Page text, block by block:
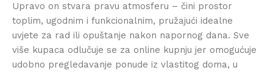
Upravo on stvara pravu atmosferu – čini prostor
toplim, ugodnim i funkcionalnim, pružajući idealne
uvjete za rad ili opuštanje nakon napornog dana. Sve
više kupaca odlučuje se za online kupnju jer omogućuje
udobno pregledavanje ponude iz vlastitog doma, u